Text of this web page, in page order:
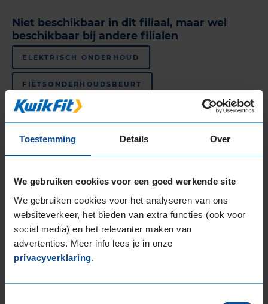
Toestemming Details Over
We gebruiken cookies voor een goed werkende site
We gebruiken cookies voor het analyseren van ons
websiteverkeer, het bieden van extra functies (ook voor
social media) en het relevanter maken van
advertenties. Meer info lees je in onze
privacyverklaring.
Niet beschikbaar in dit filiaal, maar wel
beschikbaar bij andere filialen
ELEKTRISCH ONDERHOUD
FIETSONDERHOUDSBEURT
FIETSBANDENSERVICE
autobanden in Maassluis enauto-onderhoud in
Maassluis.
Klantbeoordelingen
Onderstaand tref je de meest recente
klantbeoordelingen aan van dit KwikFit filiaal. De
beoordelingen, met een maximale score van 10.